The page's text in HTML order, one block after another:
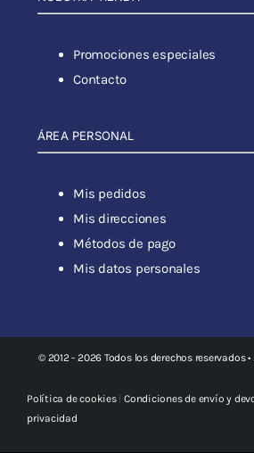
Promociones especiales
Contacto
ÁREA PERSONAL
Mis pedidos
Mis direcciones
Métodos de pago
Mis datos personales
© 2012 - 2026 Todos los derechos reservados •
Política de cookies|Condiciones de envío y
privacidad